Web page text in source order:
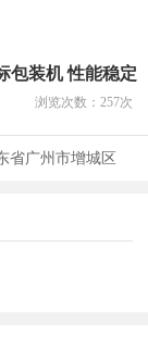
包装机 性能稳定
浏览次数： 257次
省广州市增城区